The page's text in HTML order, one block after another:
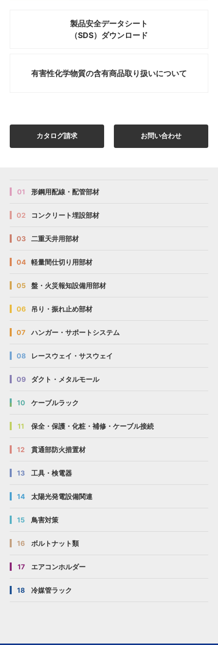
製品安全データシート
（SDS）ダウンロード
有害性化学物質の含有商品取り扱いについて
カタログ請求 お問い合わせ
01 形鋼用配線・配管部材
02 コンクリート埋設部材
03 二重天井用部材
04 軽量間仕切り用部材
05 盤・火災報知設備用部材
06 吊り・振れ止め部材
07 ハンガー・サポートシステム
08 レースウェイ・サスウェイ
09 ダクト・メタルモール
10 ケーブルラック
11 保全・保護・化粧・補修・ケーブル接続
12 貫通部防火措置材
13 工具・検電器
14 太陽光発電設備関連
15 鳥害対策
16 ボルトナット類
17 エアコンホルダー
18 冷媒管ラック